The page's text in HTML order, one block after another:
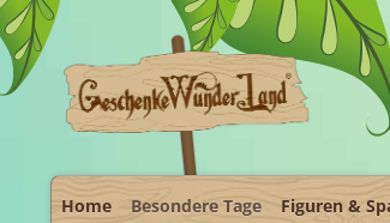
Home Besondere Tage Figuren &